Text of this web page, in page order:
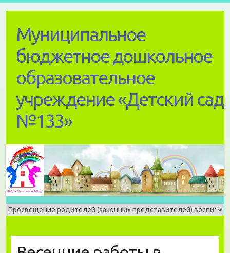
contentМуниципальное
бюджетное дошкольное
образовательное
учреждение «Детский сад
№133»